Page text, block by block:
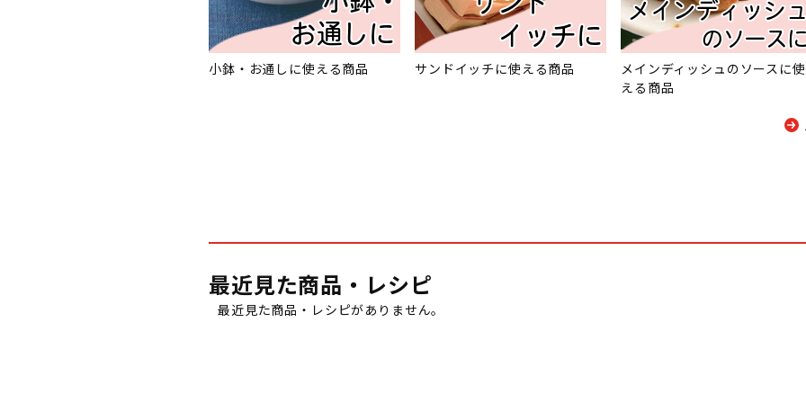
小鉢・お通しに使える商品 サンドイッチに使える商品
メインディッシュのソースに使
える商品
最近見た商品・レシピ
最近見た商品・レシピがありません。